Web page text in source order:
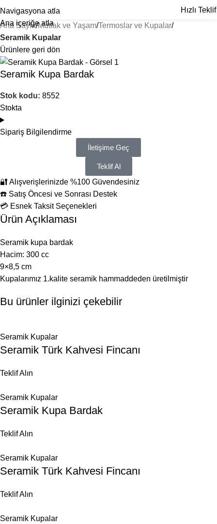
Navigasyona atla
Ana içeriğe atla
Hızlı Teklif
Ana Sayfa Mutfak ve Yaşam Termoslar ve Kupalar
Seramik Kupalar
Ürünlere geri dön
Seramik Kupa Bardak
Stok kodu: 8552
Stokta
Sipariş Bilgilendirme
İletişime Geç
Teklif Al
🔐 Alışverişlerinizde %100 Güvendesiniz
☎️ Satış Öncesi ve Sonrası Destek
💳 Esnek Taksit Seçenekleri
Ürün Açıklaması
Seramik kupa bardak
Hacim: 300 cc
9×8,5 cm
Kupalarımız 1.kalite seramik hammaddeden üretilmiştir
Bu ürünler ilginizi çekebilir
Seramik Kupalar
Seramik Türk Kahvesi Fincanı
Teklif Alın
Seramik Kupalar
Seramik Kupa Bardak
Teklif Alın
Seramik Kupalar
Seramik Türk Kahvesi Fincanı
Teklif Alın
Seramik Kupalar